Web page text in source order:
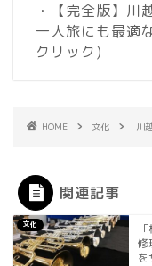
・【完全版】川
一人旅にも最適
クリック)
HOME 文化 川
関連記事
文化
修
を